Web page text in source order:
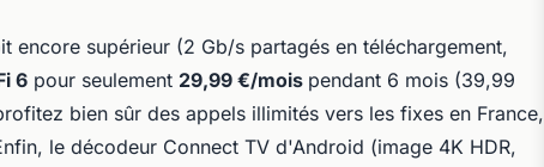
encore supérieur (2 Gb/s partagés en téléchargement,
6 pour seulement 29,99 €/mois pendant 6 mois (39,99
bien sûr des appels illimités vers les fixes en France,
le décodeur Connect TV d'Android (image 4K HDR,